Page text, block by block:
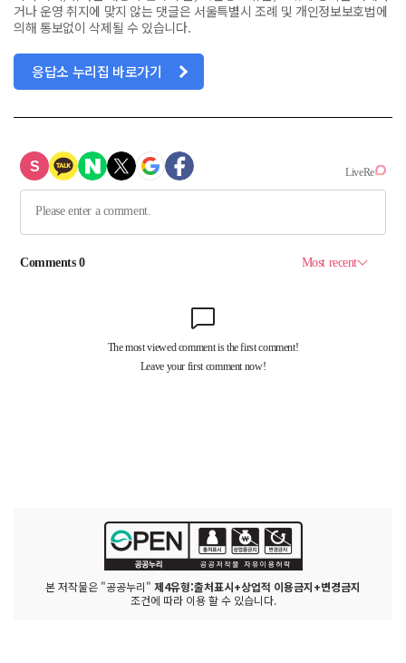
거나 운영 취지에 맞지 않는 댓글은 서울특별시 조례 및 개인정보보호법에
의해 통보없이 삭제될 수 있습니다.
응답소 누리집 바로가기
본 저작물은 "공공누리" 제4유형:출처표시+상업적 이용금지+변경금지
조건에 따라 이용 할 수 있습니다.